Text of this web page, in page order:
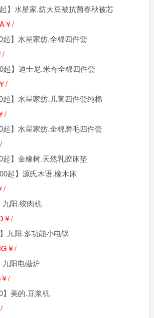
起】水星家.纺大豆被抗菌春秋被芯
￥/
起】水星家纺.全棉四件套
/
起】迪士尼.米奇全棉四件套
/
起】水星家纺.儿童四件套纯棉
/
起】水星家纺.全棉磨毛四件套
起】金橡树.天然乳胶床垫
起】源氏木语.橡木床
/
九阳.绞肉机
￥/
九阳.多功能小电锅
￥/
九阳电磁炉
/
】美的.豆浆机